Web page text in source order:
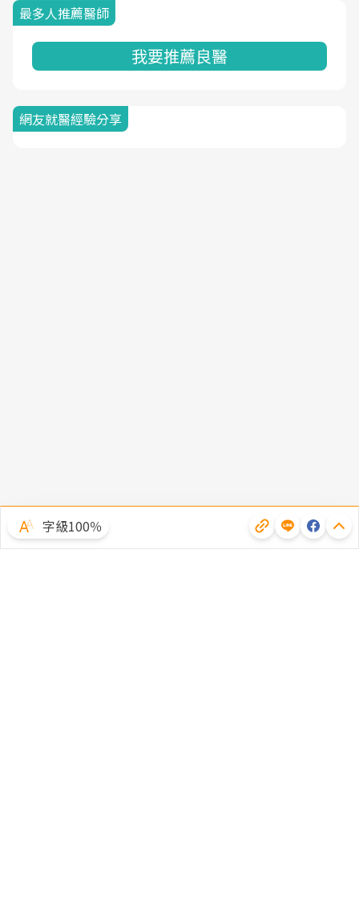
最多人推薦醫師
我要推薦良醫
網友就醫經驗分享
字級100％